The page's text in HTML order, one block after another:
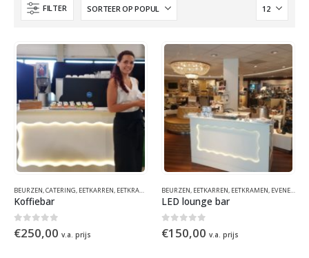
FILTER
BEURZEN,CATERING, EETKARREN, EETKRAMEN EVENEMENTEN,KOFFIE,KOFFIE,KRAAMCONCEPTEN
Koffiebar
0out of 5
€250,00 v.a. prijs
BEURZEN, EETKARREN, EETKRAMEN, EVENEMENTEN
LED lounge bar
0out of 5
€150,00 v.a. prijs